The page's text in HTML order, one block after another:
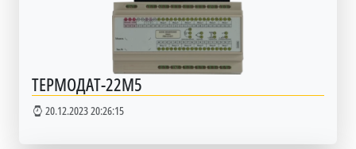
ТЕРМОДАТ-22М5
20.12.2023 20:26:15